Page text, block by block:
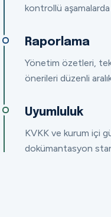
kontrollü
Raporlama
Yönetim özetleri,
önerileri düzenli
Uyumluluk
KVKK ve kurum içi
dokümantasyon